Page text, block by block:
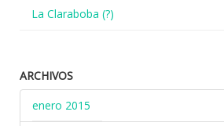
La Claraboba (?)
ARCHIVOS
enero 2015